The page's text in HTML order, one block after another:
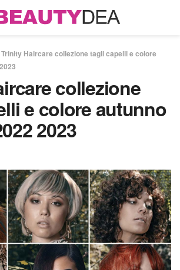
Trinity Haircare collezione tagli capelli e colore
collezione
e colore autunno
2023